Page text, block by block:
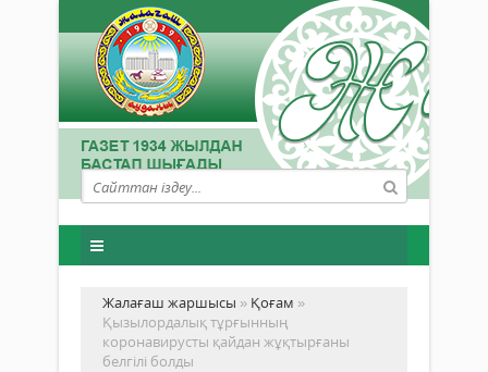
Жалағаш жаршысы » Қоғам »
Қызылордалық тұрғынның
коронавирусты қайдан жұқтырғаны
белгілі болды